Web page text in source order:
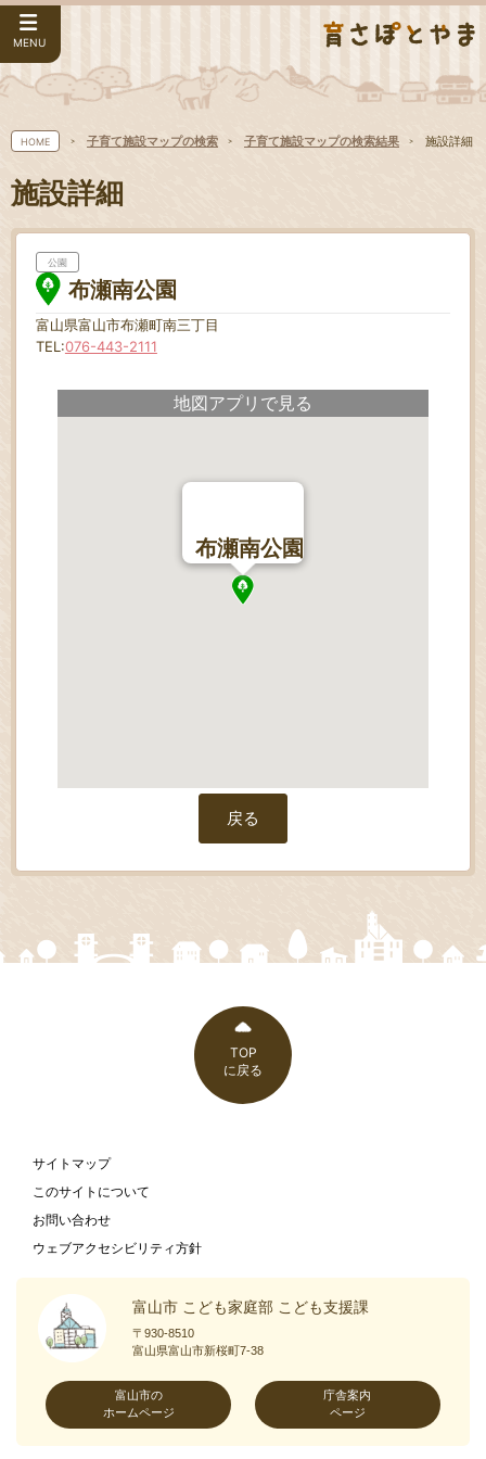
MENU
HOME 子育て施設マップの検索 子育て施設マップの検索結果 施設詳細
施設詳細
公園
布瀬南公園
富山県富山市布瀬町南三丁目
TEL:076-443-2111
地図アプリで見る
布瀬南公園
戻る
TOP
に戻る
サイトマップ
このサイトについて
お問い合わせ
ウェブアクセシビリティ方針
富山市 こども家庭部 こども支援課
〒930-8510
富山県富山市新桜町7-38
富山市の
ホームページ
庁舎案内
ページ